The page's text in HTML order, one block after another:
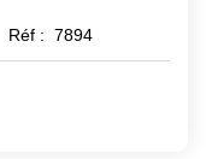
Réf : 7894